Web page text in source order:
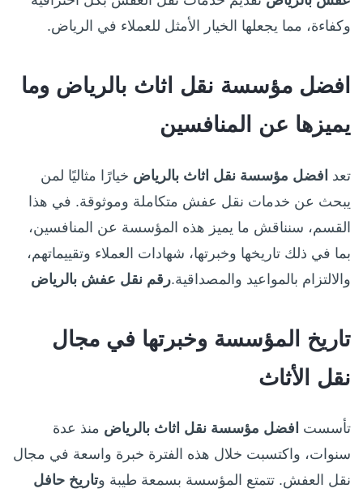
وكفاءة، مما يجعلها الخيار الأمثل للعملاء في الرياض.
افضل مؤسسة نقل اثاث بالرياض وما
يميزها عن المنافسين
تعد افضل مؤسسة نقل اثاث بالرياض خيارًا مثاليًا لمن
يبحث عن خدمات نقل عفش متكاملة وموثوقة. في هذا
القسم، سنناقش ما يميز هذه المؤسسة عن المنافسين،
بما في ذلك تاريخها وخبرتها، شهادات العملاء وتقييماتهم،
والالتزام بالمواعيد والمصداقية.رقم نقل عفش بالرياض
تاريخ المؤسسة وخبرتها في مجال
نقل الأثاث
تأسست افضل مؤسسة نقل اثاث بالرياض منذ عدة
سنوات، واكتسبت خلال هذه الفترة خبرة واسعة في مجال
نقل العفش. تتمتع المؤسسة بسمعة طيبة وتاريخ حافل